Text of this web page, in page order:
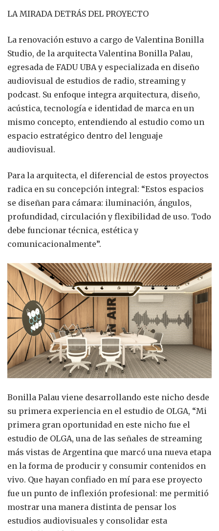
LA MIRADA DETRÁS DEL PROYECTO
La renovación estuvo a cargo de Valentina Bonilla
Studio, de la arquitecta Valentina Bonilla Palau,
egresada de FADU UBA y especializada en diseño
audiovisual de estudios de radio, streaming y
podcast. Su enfoque integra arquitectura, diseño,
acústica, tecnología e identidad de marca en un
mismo concepto, entendiendo al estudio como un
espacio estratégico dentro del lenguaje
audiovisual.
Para la arquitecta, el diferencial de estos proyectos
radica en su concepción integral: “Estos espacios
se diseñan para cámara: iluminación, ángulos,
profundidad, circulación y flexibilidad de uso. Todo
debe funcionar técnica, estética y
comunicacionalmente”.
Bonilla Palau viene desarrollando este nicho desde
su primera experiencia en el estudio de OLGA, “Mi
primera gran oportunidad en este nicho fue el
estudio de OLGA, una de las señales de streaming
más vistas de Argentina que marcó una nueva etapa
en la forma de producir y consumir contenidos en
vivo. Que hayan confiado en mí para ese proyecto
fue un punto de inflexión profesional: me permitió
mostrar una manera distinta de pensar los
estudios audiovisuales y consolidar esta